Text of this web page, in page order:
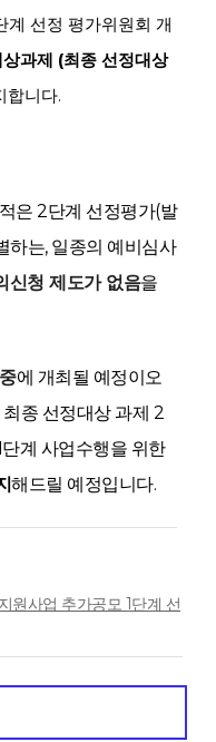
계 선정 평가위원회 개
과제 (최종 선정대상
합니다.
은 2단계 선정평가(발
는, 일종의 예비심사
신청 제도가 없음을
에 개최될 예정이오
종 선정대상 과제 2
계 사업수행을 위한
해드릴 예정입니다.
원사업 추가공모 1단계 선